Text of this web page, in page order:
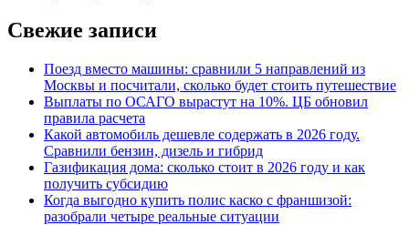
Свежие записи
Поезд вместо машины: сравнили 5 направлений из
Москвы и посчитали, сколько будет стоить путешествие
Выплаты по ОСАГО вырастут на 10%. ЦБ обновил
правила расчета
Какой автомобиль дешевле содержать в 2026 году.
Сравнили бензин, дизель и гибрид
Газификация дома: сколько стоит в 2026 году и как
получить субсидию
Когда выгодно купить полис каско с франшизой:
разобрали четыре реальные ситуации